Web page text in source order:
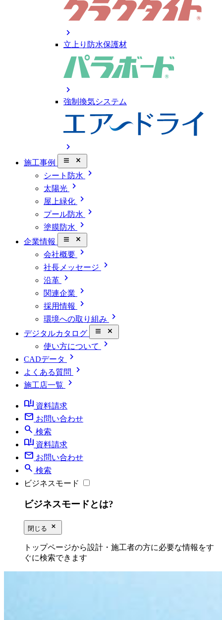
chevron_right
立上り防水保護材
chevron_right
強制換気システム
chevron_right
施工事例 close_small
シート防水 chevron_right
太陽光 chevron_right
屋上緑化 chevron_right
プール防水 chevron_right
塗膜防水 chevron_right
企業情報 close_small
会社概要 chevron_right
社長メッセージ chevron_right
沿革 chevron_right
関連企業 chevron_right
採用情報 chevron_right
環境への取り組み chevron_right
デジタルカタログ close_small
使い方について chevron_right
CADデータ chevron_right
よくある質問 chevron_right
施工店一覧
chevron_right
book_ribbon 資料請求
mail お問い合わせ
search 検索
book_ribbon 資料請求
mail お問い合わせ
search 検索
ビジネスモード
ビジネスモードとは?
閉じる close_small
トップページから設計・施工者の方に必要な情報をす
ぐに検索できます